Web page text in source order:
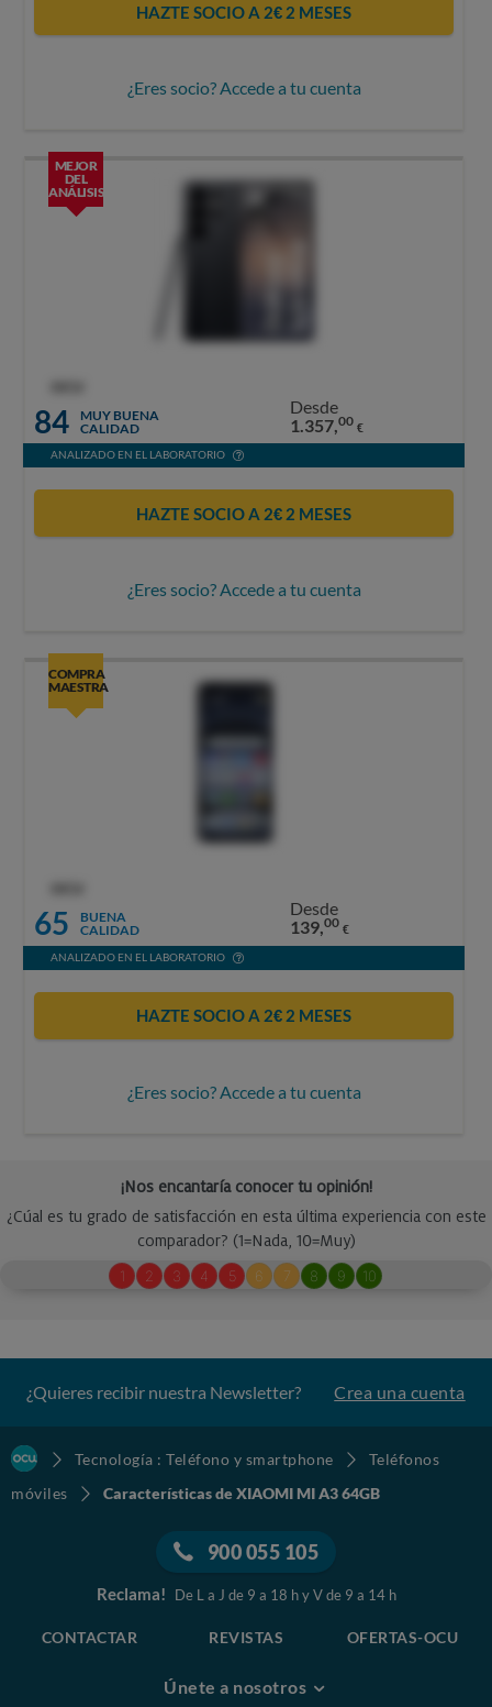
HAZTE SOCIO A 2€ 2 MESES
¿Eres socio? Accede a tu cuenta
MEJOR
DEL
ANÁLISIS
84
MUY BUENA
CALIDAD
Desde
1.357,00 €
ANALIZADO EN EL LABORATORIO
HAZTE SOCIO A 2€ 2 MESES
¿Eres socio? Accede a tu cuenta
COMPRA
MAESTRA
65
BUENA
CALIDAD
Desde
139,00 €
ANALIZADO EN EL LABORATORIO
HAZTE SOCIO A 2€ 2 MESES
¿Eres socio? Accede a tu cuenta
¿Quieres recibir nuestra Newsletter? Crea una cuenta
Tecnología : Teléfono y smartphone
Teléfonos
móviles
Características de XIAOMI MI A3 64GB
900 055 105
Reclama! De L a J de 9 a 18 h y V de 9 a 14 h
CONTACTAR REVISTAS OFERTAS-OCU
Únete a nosotros